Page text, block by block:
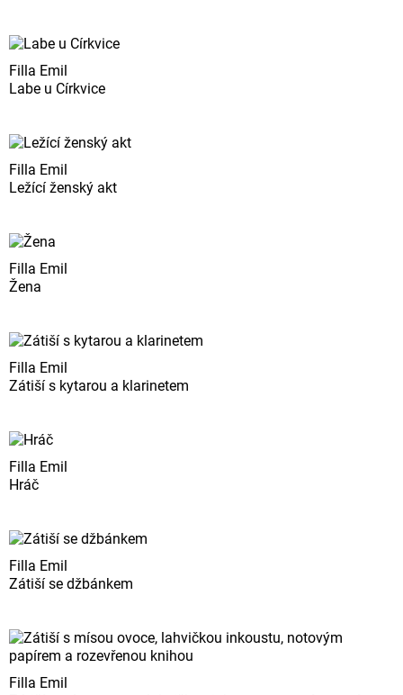
Filla Emil
Labe u Církvice
Filla Emil
Ležící ženský akt
Filla Emil
Žena
Filla Emil
Zátiší s kytarou a klarinetem
Filla Emil
Hráč
Filla Emil
Zátiší se džbánkem
Filla Emil